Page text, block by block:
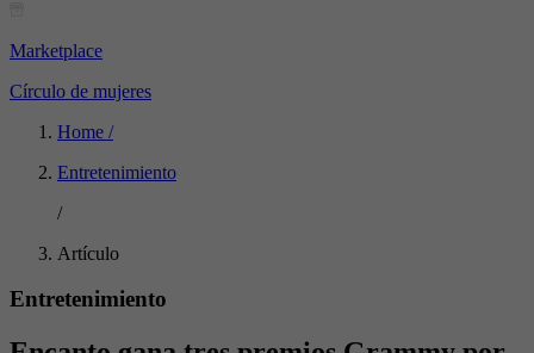
Marketplace
Círculo de mujeres
Home /
Entretenimiento
/
Artículo
Entretenimiento